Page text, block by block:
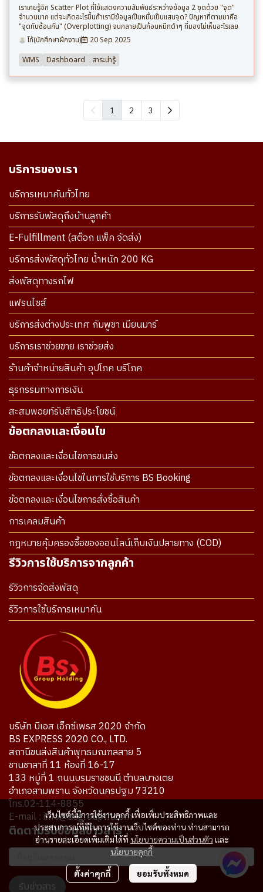
เราเคยรู้จัก Scatter Plot ที่ใช้แสดงความสัมพันธ์ระหว่างข้อมูล 2 ชุดด้วย "จุด"
จำนวนมาก แต่จะเกิดอะไรขึ้นถ้าเรามีข้อมูลเป็นหมื่นเป็นแสนจุด? ปัญหาที่ตามมาคือ
"จุดทับซ้อนกัน" (Overplotting) จนกลายเป็นก้อนหมึกดำๆ ที่มองไม่เห็นอะไรเลย
โก้(นักศึกษาฝึกงาน)
20 Sep 2025
WMS
Dashboard สาระน่ารู้
1 2 3
เว็บไซต์นี้มีการใช้งานคุกกี้ เพื่อเพิ่มประสิทธิภาพและ
ประสบการณ์ที่ดีในการใช้งานเว็บไซต์ของท่าน ท่านสามารถ
อ่านรายละเอียดเพิ่มเติมได้ที่ นโยบายความเป็นส่วนตัว และ
นโยบายคุกกี้
ตั้งค่าคุกกี้ ยอมรับทั้งหมด
บริการของเรา
บริการเหมาคันทั่วไทย
บริการรับพัสดุถึงบ้านลูกค้า
E-Fulfillment (สต๊อก แพ็ค จัดส่ง)
บริการส่งพัสดุทั่วไทย น้ำหนัก 200 KG
ส่งพัสดุทางรถไฟ
แฟรนไซส์
บริการส่งต่างประเทศ กัมพูชา เมียนมาร์
บริการเราช่วยขาย เราช่วยส่ง
ร้านค้าจำหน่ายสินค้า อุปโภค บริโภค
ธุรกรรมทางการเงิน
สะสมพอยท์รับสิทธิประโยชน์
ข้อตกลงและเงื่อนไข
ข้อตกลงและเงื่อนไขการขนส่ง
ข้อตกลงและเงื่อนไขในการใช้บริการ BS Booking
ข้อตกลงและเงื่อนไขการสั่งซื้อสินค้า
การเคลมสินค้า
กฎหมายคุ้มครองซื้อของออนไลน์เก็บเงินปลายทาง (COD)
รีวิวการใช้บริการจากลูกค้า
รีวิวการจัดส่งพัสดุ
รีวิวการใช้บริการเหมาคัน
บริษัท บีเอส เอ็กซ์เพรส 2020 จำกัด
BS EXPRESS 2020 CO., LTD.
สถานีขนส่งสินค้าพุทธมณฑลสาย 5
ชานชาลาที่ 11 ห้องที่ 16-17
133 หมู่ที่ 1 ถนนบรมราชชนนี ตำบลบางเตย
อำเภอสามพราน จังหวัดนครปฐม 73210
โทร.02-114-8855
E-mail : info@bsgroupth.com
ติดตามรับข้อมูลข่าวสาร
รับข่าวสาร